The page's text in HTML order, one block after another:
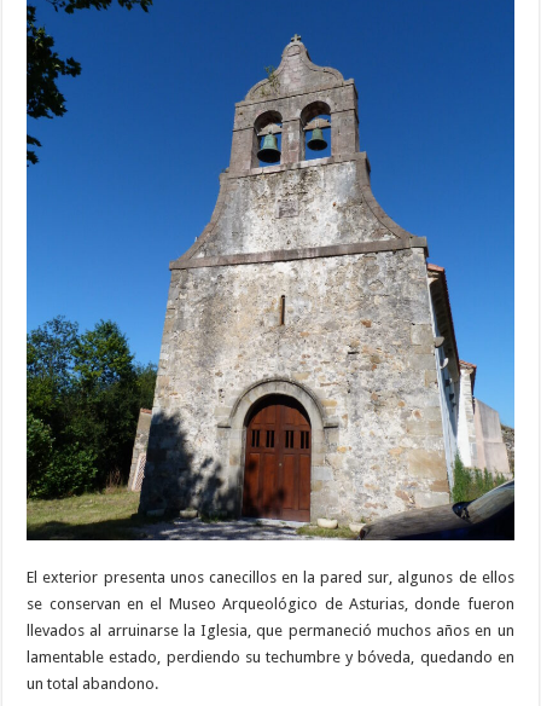
El exterior presenta unos canecillos en la pared sur, algunos de ellos
se conservan en el Museo Arqueológico de Asturias, donde fueron
llevados al arruinarse la Iglesia, que permaneció muchos años en un
lamentable estado, perdiendo su techumbre y bóveda, quedando en
un total abandono.